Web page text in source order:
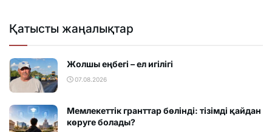
Қатысты жаңалықтар
Жолшы еңбегі – ел игілігі
07.08.2026
Мемлекеттік гранттар бөлінді: тізімді қайдан
көруге болады?